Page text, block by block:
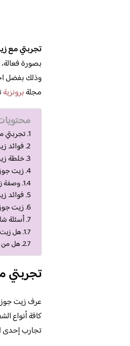
تجربتي مع
بصورة
وذلك بفضل
مجلةبرونزية
تجربتي
فوائد
خلطة
زيت
وصفة
فوائد
زيت
أسئلة
هل
هل من
تجربتي
عرف زيت جوز
كافة أنواع
تجارب إحدى